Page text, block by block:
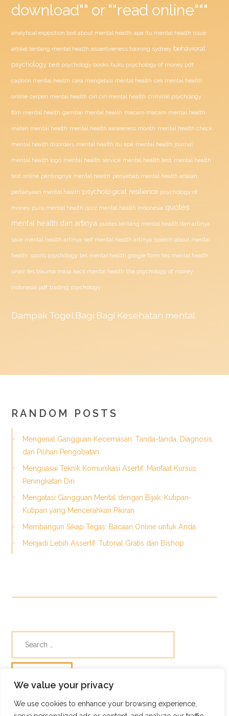
We value your privacy
We use cookies to enhance your browsing experience,
download"" or ""read online"""
analytical exposition text about mental health apa itu mental health issue
artikel tentang mental health assertiveness training sydney behavioral
psychology best psychology books buku psychology of money pdf
caption mental health cara mengatasi mental health cek mental health
online cerpen mental health ciri ciri mental health criminal psychology
film mental health gambar mental health macam macam mental health
materi mental health mental health awareness month mental health check
mental health disorders mental health itu apa mental health journal
mental health logo mental health service mental health test mental health
test online pentingnya mental health penyebab mental health adalah
pertanyaan mental health psychological resilience psychology of
money puisi mental health quiz mental health indonesia quotes
mental health dan artinya quotes tentang mental health dan artinya
save mental health artinya self mental health artinya speech about mental
health sports psychology tes mental health google form tes mental health
unair tes trauma masa kecil mental health the psychology of money
indonesia pdf trading psychology
DampakTogelBagi Bagi Kesehatan mental
RANDOM POSTS
Mengenal Gangguan Kecemasan: Tanda-tanda, Diagnosis,
dan Pilihan Pengobatan
Menguasai Teknik Komunikasi Asertif: Manfaat Kursus
Peningkatan Diri
Mengatasi Gangguan Mental dengan Bijak: Kutipan-
Kutipan yang Mencerahkan Pikiran
Membangun Sikap Tegas: Bacaan Online untuk Anda
Menjadi Lebih Assertif: Tutorial Gratis dari Bishop